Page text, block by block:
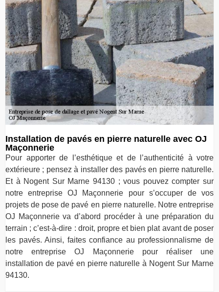
Installation de pavés en pierre naturelle avec OJ
Maçonnerie
Pour apporter de l’esthétique et de l’authenticité à votre
extérieure ; pensez à installer des pavés en pierre naturelle.
Et à Nogent Sur Marne 94130 ; vous pouvez compter sur
notre entreprise OJ Maçonnerie pour s’occuper de vos
projets de pose de pavé en pierre naturelle. Notre entreprise
OJ Maçonnerie va d’abord procéder à une préparation du
terrain ; c’est-à-dire : droit, propre et bien plat avant de poser
les pavés. Ainsi, faites confiance au professionnalisme de
notre entreprise OJ Maçonnerie pour réaliser une
installation de pavé en pierre naturelle à Nogent Sur Marne
94130.